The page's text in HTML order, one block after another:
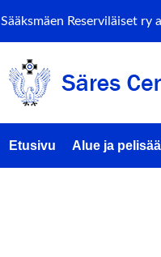
Sääksmäen Reserviläiset ry
Etusivu Alue ja